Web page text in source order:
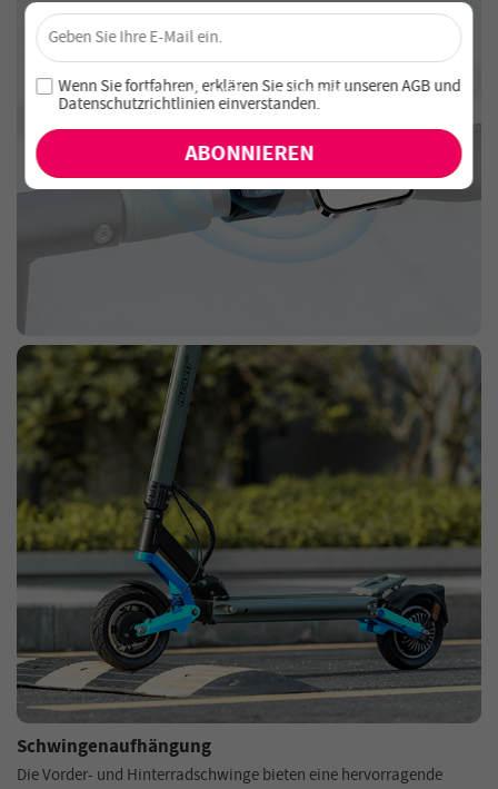
Schwingenaufhängung
Die Vorder- und Hinterradschwinge bieten eine hervorragende
Sichere dir 4 % Rabatt – Jetzt abonnieren!
Melde dich für unseren Newsletter an und verpasse keine
exklusiven Angebote und Neuheiten!
×
Wenn Sie fortfahren, erklären Sie sich mit unserenAGBund
Datenschutzrichtlinien einverstanden.